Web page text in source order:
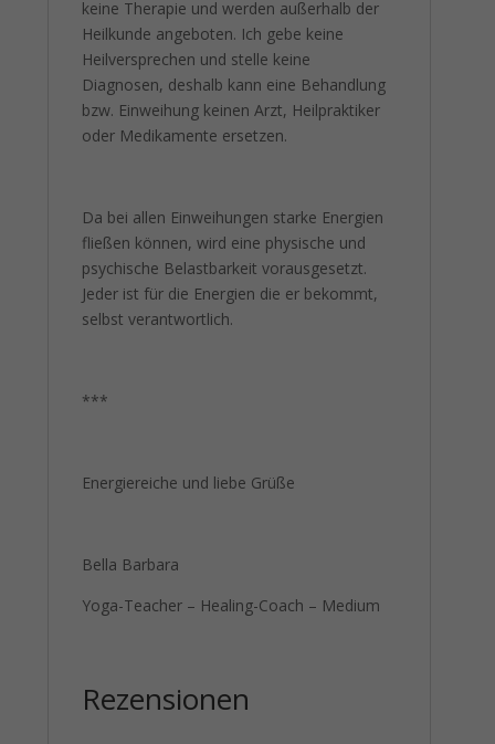
keine Therapie und werden außerhalb der
Heilkunde angeboten. Ich gebe keine
Heilversprechen und stelle keine
Diagnosen, deshalb kann eine Behandlung
bzw. Einweihung keinen Arzt, Heilpraktiker
oder Medikamente ersetzen.
Da bei allen Einweihungen starke Energien
fließen können, wird eine physische und
psychische Belastbarkeit vorausgesetzt.
Jeder ist für die Energien die er bekommt,
selbst verantwortlich.
***
Energiereiche und liebe Grüße
Bella Barbara
Yoga-Teacher – Healing-Coach – Medium
Rezensionen